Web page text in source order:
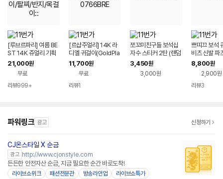
[루브르파리] 여름 BE
ST 14K 쥬얼리 기획
전 ::귀걸이/팔찌/반지/
목걸이::
21,000원
무료
리뷰999+
[르샵주얼리] 14K 라
디엘 귀걸이(GoldPla
ted)_LJ0766BRE
11,700원
무료
리뷰1
쪼꼬미친구들 보석십
자수 스티커 2탄 (랜덤
발송)
3,450원
3,000원
쁘띠끄 보석
비츠 신발 파
8,800원
2,900원
리뷰3
파워링크 광고 신청하기
CJ온스타일 X 순금
광고 http://www.cjonstyle.com
든든한 안전자산 순금, 지금 필요한 순간 바로도착!
라이브쇼위크 패션전문관 방송라인업 라이브쇼특가